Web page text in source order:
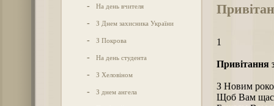
- На день вчителя
- З Днем захисника України
- З Покрова
- На день студента
- З Хеловіном
- З днем ангела
1
Привітання
З Новим
Щоб Вам